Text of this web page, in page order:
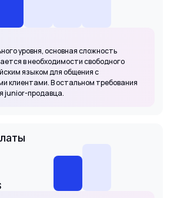
уровня, основная сложность
в необходимости свободного
языком для общения с
клиентами. В остальном требования
junior-продавца.